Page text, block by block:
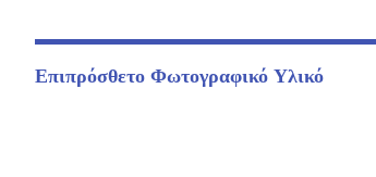
Επιπρόσθετο Φωτογραφικό Υλικό